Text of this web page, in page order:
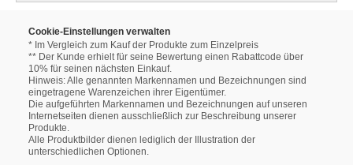
Cookie-Einstellungen verwalten
* Im Vergleich zum Kauf der Produkte zum Einzelpreis
** Der Kunde erhielt für seine Bewertung einen Rabattcode über
10% für seinen nächsten Einkauf.
Hinweis: Alle genannten Markennamen und Bezeichnungen sind
eingetragene Warenzeichen ihrer Eigentümer.
Die aufgeführten Markennamen und Bezeichnungen auf unseren
Internetseiten dienen ausschließlich zur Beschreibung unserer
Produkte.
Alle Produktbilder dienen lediglich der Illustration der
unterschiedlichen Optionen.